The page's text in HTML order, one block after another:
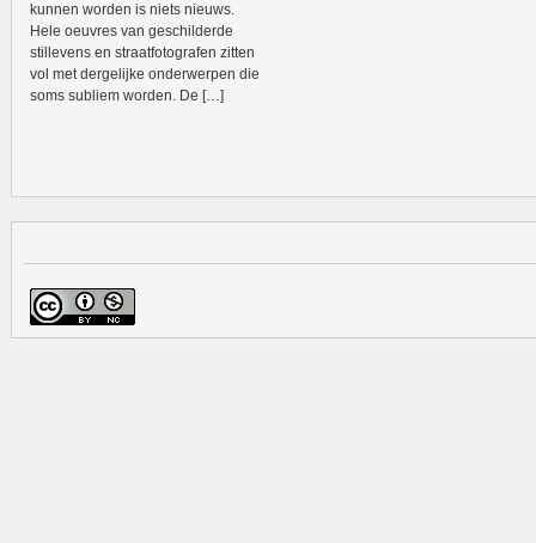
kunnen worden is niets nieuws.
Hele oeuvres van geschilderde
stillevens en straatfotografen zitten
vol met dergelijke onderwerpen die
soms subliem worden. De […]